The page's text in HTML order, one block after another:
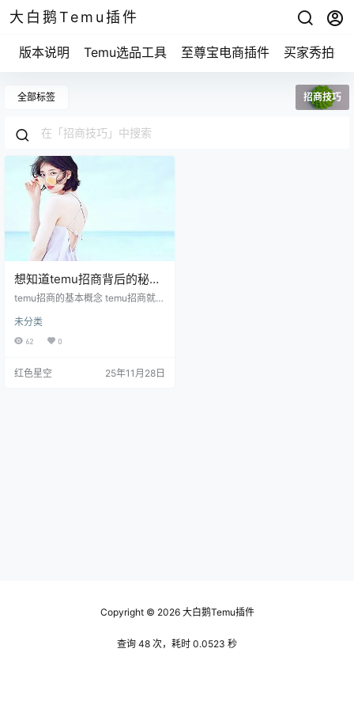
大白鹅Temu插件
版本说明 Temu选品工具 至尊宝电商插件 买家秀拍摄
全部标签 招商技巧
想知道temu招商背后的秘
密？这招能让你迅速上手！
temu招商的基本概念 temu招商就是
吸引更多的消费者，让生意变得更
火。听起来挺简单，但要真做起
不太懂，结果花了不少时间。后来
未分类
62 0
红色星空 25年11月28日
Copyright © 2026大白鹅Temu插件
查询 48 次，耗时 0.0523 秒